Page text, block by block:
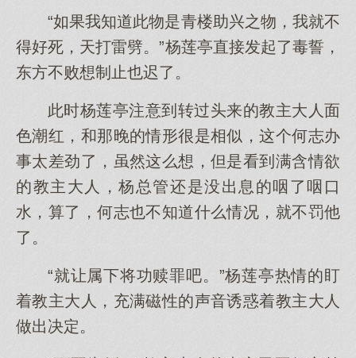
“如果我知道此物是青楼助兴之物，我就不
得好死，天打雷劈。”杨莲亭直接发起了毒誓，
东方不败想制止也迟了。
此时杨莲亭注意到转过头来的教主大人面
色潮红，和那晚的情形很是相似，这个何志办
事太差劲了，虽然这么想，但是看到满含情欲
的教主大人，杨总管还是没出息的咽了咽口
水，算了，何志也不知道什么情况，就不罚他
了。
“就让属下将功赎罪吧。”杨莲亭热情的盯
着教主大人，充满磁性的声音诱惑着教主大人
做出决定。